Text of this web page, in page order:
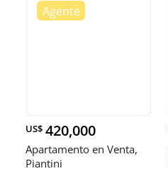
US$ 420,000
Apartamento en Venta,
Piantini